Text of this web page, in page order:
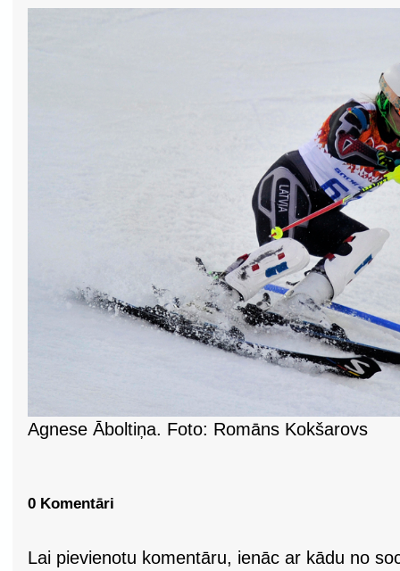
Agnese Āboltiņa. Foto: Romāns Kokšarovs
0 Komentāri
Lai pievienotu komentāru, ienāc ar kādu no